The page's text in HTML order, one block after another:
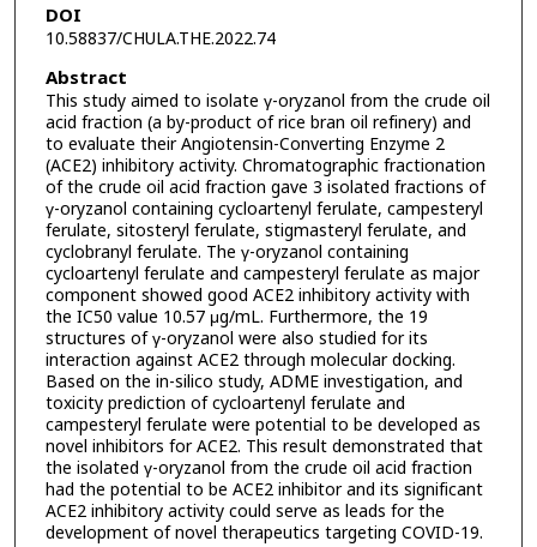
DOI
10.58837/CHULA.THE.2022.74
Abstract
This study aimed to isolate γ-oryzanol from the crude oil
acid fraction (a by-product of rice bran oil refinery) and
to evaluate their Angiotensin-Converting Enzyme 2
(ACE2) inhibitory activity. Chromatographic fractionation
of the crude oil acid fraction gave 3 isolated fractions of
γ-oryzanol containing cycloartenyl ferulate, campesteryl
ferulate, sitosteryl ferulate, stigmasteryl ferulate, and
cyclobranyl ferulate. The γ-oryzanol containing
cycloartenyl ferulate and campesteryl ferulate as major
component showed good ACE2 inhibitory activity with
the IC50 value 10.57 μg/mL. Furthermore, the 19
structures of γ-oryzanol were also studied for its
interaction against ACE2 through molecular docking.
Based on the in-silico study, ADME investigation, and
toxicity prediction of cycloartenyl ferulate and
campesteryl ferulate were potential to be developed as
novel inhibitors for ACE2. This result demonstrated that
the isolated γ-oryzanol from the crude oil acid fraction
had the potential to be ACE2 inhibitor and its significant
ACE2 inhibitory activity could serve as leads for the
development of novel therapeutics targeting COVID-19.